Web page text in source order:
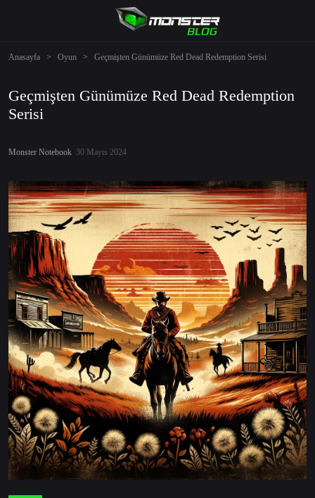
Anasayfa > Oyun > Geçmişten Günümüze Red Dead Redemption Serisi
Geçmişten Günümüze Red Dead Redemption
Serisi
Monster Notebook 30 Mayıs 2024